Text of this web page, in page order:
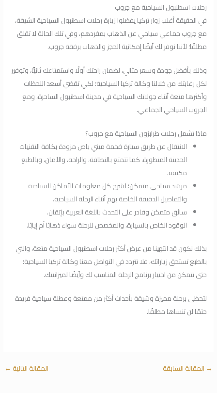
رحلات اسطنبول السياحية مع جروب
في الحقيقة أغلب زوار تركيا يفضلوا زيارة رحلات اسطنبول السياحية الشيقة،
مع جروب جماعي سياحي عن الذهاب بمفردهم، وفي تلك الحالة لا تقلق
مطلقًا؛ لأننا نوفر لك أيضًا إمكانية الحجز والذهاب برفقة جروب.
وذلك بأفضل جودة وسعر مثالي، لضمان راحتك أولًا واستمتاعك ثانيًّا، وتوفير
لكل رغابتك من خلالنا وكالة تركيا السياحية؛ لكي تقضي أسعد اللحظات
وأكثرها متعة أثناء جولاتك السياحية في مدينة اسطنبول الساحرة، ومع
الجروب السياحي الجماعي.
ماذا تشمل رحلات طرابزون السياحية مع جروب؟
الانتقال عن طريق سيارة فخمة ميني باص مزودة بكافة التقنيات
الحديثة المتطورة، كما تتمتع بالنظافة، والراحة، والأمان، وبالطبع
مكيفة.
مرشد سياحي متمكن؛ لشرح كل معلومات الأماكن السياحية
والتفاصيل الدقيقة الخاصة بهم أثناء الرحلة السياحية.
سائق متمكن وقادر على التحدث باللغة العربية بإتقان.
الوقود الخاص بالسيارة، والمخصص للرحلة سواء ذهابًا أم إيابًا.
بذلك نكون قد انتهينا من عرض أكثر رحلات اسطنبول السياحية متعة، والتي
بالطبع تستحق زياراتك، فلا تتردد في التواصل معنا وكالة تركيا السياحية؛
حتى تتمكن من اختيار برنامج الرحلة المناسب لك وأيضًا لميزانيتك.
لتحظى برحلة مميزة وشيقة بأحداث أكثر من ممتعة وعطلة سياحية فريدة
حتمًا لن تنساها مطلقًا.
→ المقالة السابقة المقالة التالية ←